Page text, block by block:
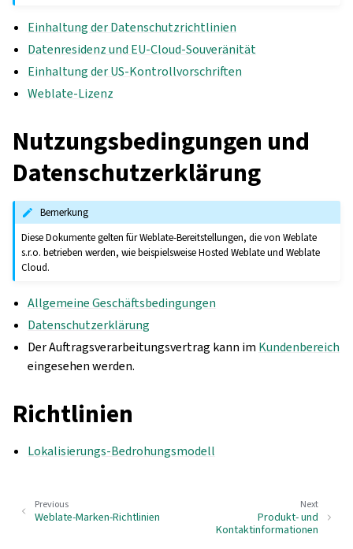
Einhaltung der Datenschutzrichtlinien
Datenresidenz und EU-Cloud-Souveränität
Einhaltung der US-Kontrollvorschriften
Weblate-Lizenz
Nutzungsbedingungen und
Datenschutzerklärung
Bemerkung
Diese Dokumente gelten für Weblate-Bereitstellungen, die von Weblate
s.r.o. betrieben werden, wie beispielsweise Hosted Weblate und Weblate
Cloud.
Allgemeine Geschäftsbedingungen
Datenschutzerklärung
Der Auftragsverarbeitungsvertrag kann im Kundenbereich
eingesehen werden.
Richtlinien
Lokalisierungs-Bedrohungsmodell
Next
Produkt- und
Kontaktinformationen
Previous
Weblate-Marken-Richtlinien